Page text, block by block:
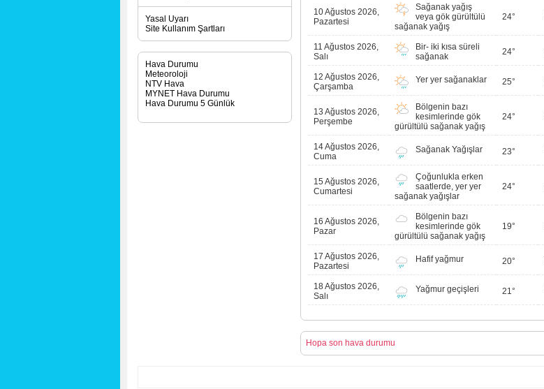
10 Ağustos 2026,
Pazartesi
Sağanak yağış
veya gök gürültülü
sağanak yağış
24°
11 Ağustos 2026,
Salı
Bir- iki kısa süreli
sağanak
24°
12 Ağustos 2026,
Çarşamba
Yer yer sağanaklar 25°
13 Ağustos 2026,
Perşembe
Bölgenin bazı
kesimlerinde gök
gürültülü sağanak yağış
24°
14 Ağustos 2026,
Cuma
Sağanak Yağışlar 23°
15 Ağustos 2026,
Cumartesi
Çoğunlukla erken
saatlerde, yer yer
sağanak yağışlar
24°
16 Ağustos 2026,
Pazar
Bölgenin bazı
kesimlerinde gök
gürültülü sağanak yağış
19°
17 Ağustos 2026,
Pazartesi
Hafif yağmur 20°
18 Ağustos 2026,
Salı
Yağmur geçişleri 21°
Hopa son hava durumu
Yasal Uyarı
Site Kullanım Şartları
Hava Durumu
Meteoroloji
NTV Hava
MYNET Hava Durumu
Hava Durumu 5 Günlük